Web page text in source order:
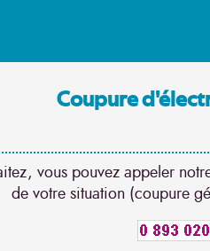
Coupure
vous pouvez appeler
de votre situation (coupure